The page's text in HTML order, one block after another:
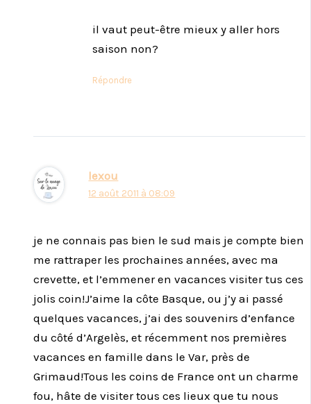
il vaut peut-être mieux y aller hors
saison non?
Répondre
lexou
12 août 2011 à 08:09
je ne connais pas bien le sud mais je compte bien
me rattraper les prochaines années, avec ma
crevette, et l’emmener en vacances visiter tus ces
jolis coin!J’aime la côte Basque, ou j’y ai passé
quelques vacances, j’ai des souvenirs d’enfance
du côté d’Argelès, et récemment nos premières
vacances en famille dans le Var, près de
Grimaud!Tous les coins de France ont un charme
fou, hâte de visiter tous ces lieux que tu nous